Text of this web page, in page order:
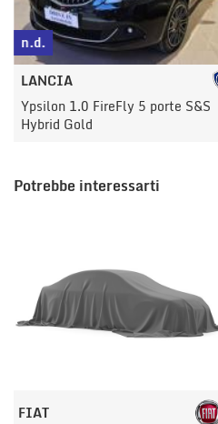
n.d.
LANCIA
Ypsilon 1.0 FireFly 5 porte S&S
Hybrid Gold
Potrebbe interessarti
FIAT